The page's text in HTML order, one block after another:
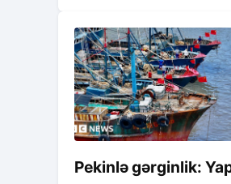
Pekinlə gərginlik: